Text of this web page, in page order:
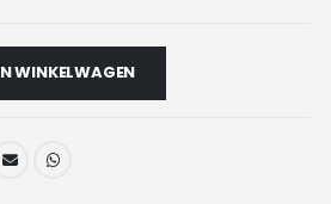
WINKELWAGEN